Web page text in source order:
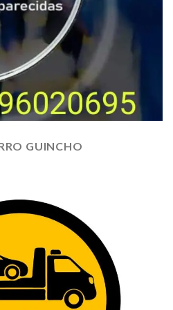
GUINCHO